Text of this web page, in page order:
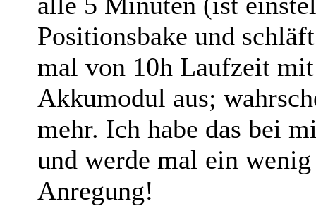
Positionsbake und
mal von 10h Laufzeit
Akkumodul aus;
mehr. Ich habe das bei
und werde mal ein
Anregung!